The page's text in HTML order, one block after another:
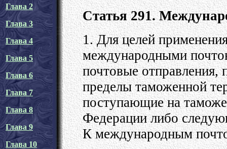
Глава 2
Глава 3
Глава 4
Глава 5
Глава 6
Глава 7
Глава 8
Глава 9
Глава 10
Статья 291.
1. Для целей
международными
почтовые отправления,
пределы таможенной
поступающие на
Федерации либо
К международным